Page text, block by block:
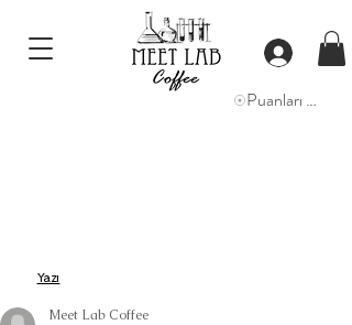
Puanları Görüntüle
Yazı
Meet Lab Coffee